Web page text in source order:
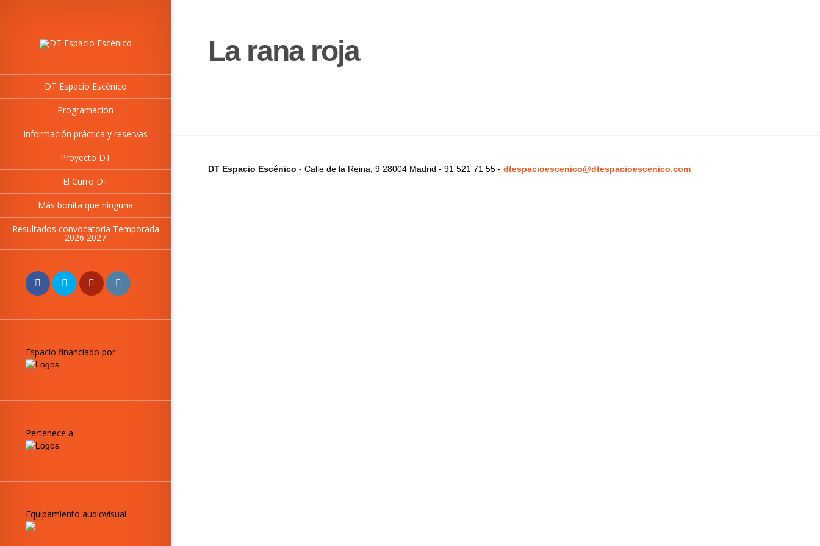
DT Espacio Escénico
Programación
Información práctica y reservas
Proyecto DT
El Curro DT
Más bonita que ninguna
Resultados convocatoria Temporada
2026 2027
Espacio financiado por
Pertenece a
Equipamiento audiovisual
La rana roja
DT Espacio Escénico - Calle de la Reina, 9 28004 Madrid - 91 521 71 55 - dtespacioescenico@dtespacioescenico.com